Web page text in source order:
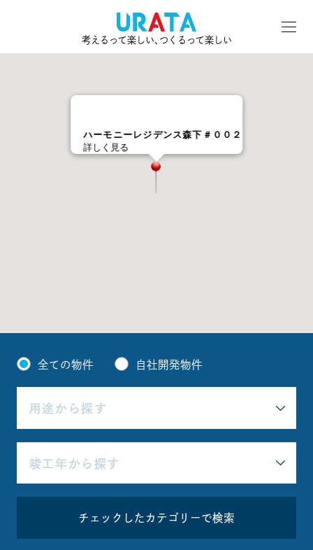
考えるって楽しい､つくるって楽しい
ハーモニーレジデンス森下＃００２
詳しく見る
全ての物件 自社開発物件
チェックしたカテゴリーで検索